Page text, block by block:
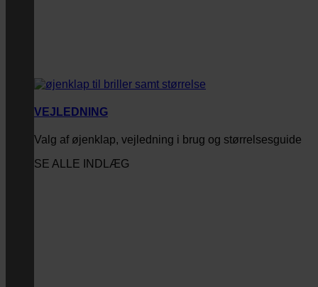
VEJLEDNING
Valg af øjenklap, vejledning i brug og størrelsesguide
SE ALLE INDLÆG